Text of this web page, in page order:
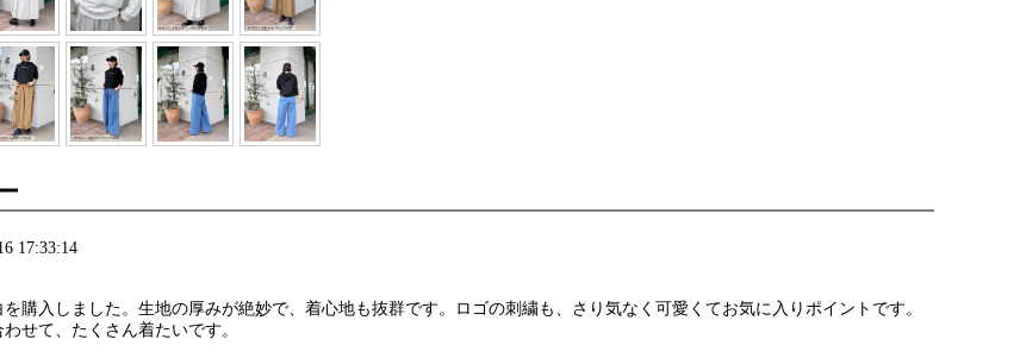
17:33:14
購入しました。生地の厚みが絶妙で、着心地も抜群です。ロゴの刺繍も、さり気なく可愛くてお気に入りポイントです。
せて、たくさん着たいです。